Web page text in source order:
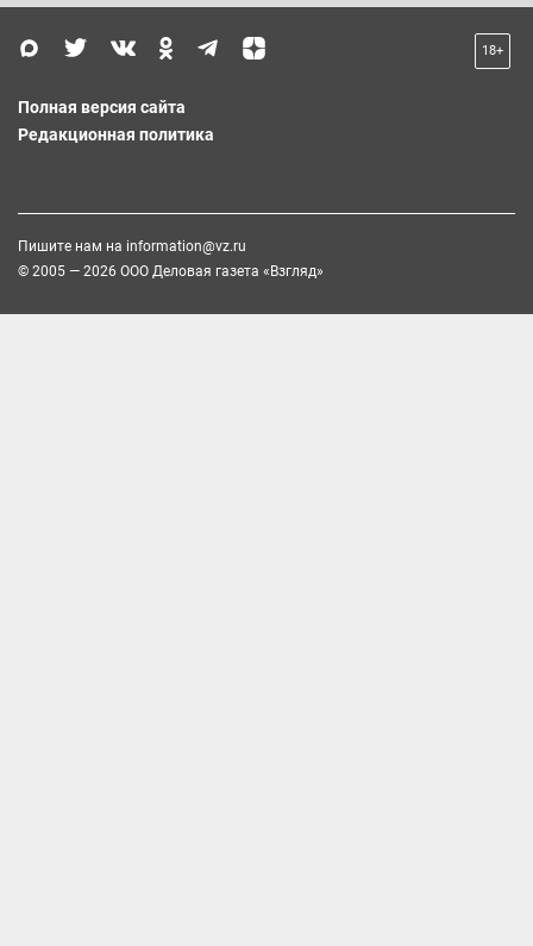
18+
Полная версия сайта
Редакционная политика
Пишите нам на information@vz.ru
© 2005 — 2026 ООО Деловая газета «Взгляд»